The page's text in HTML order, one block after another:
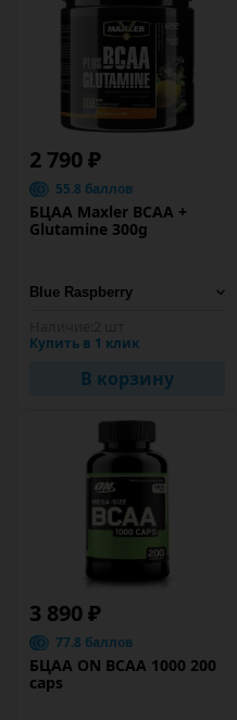
2 790 ₽
55.8 баллов
БЦАА Maxler BCAA +
Glutamine 300g
Купить в 1 клик
В корзину
3 890 ₽
77.8 баллов
БЦАА ON BCAA 1000 200
caps